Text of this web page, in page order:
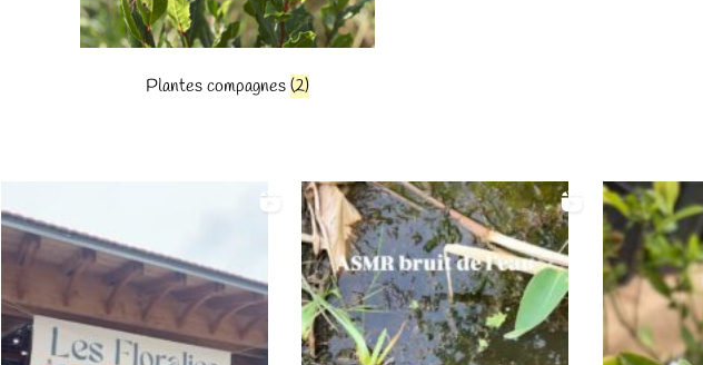
Plantes compagnes(2)